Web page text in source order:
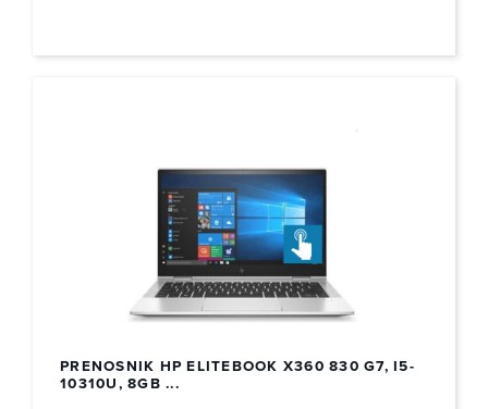
PRENOSNIK HP ELITEBOOK X360 830 G7, I5-
10310U, 8GB ...